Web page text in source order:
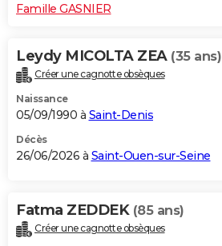
Famille GASNIER
Leydy MICOLTA ZEA (35 ans)
Créer une cagnotte obsèques
Naissance
05/09/1990 à Saint-Denis
Décès
26/06/2026 à Saint-Ouen-sur-Seine
Fatma ZEDDEK (85 ans)
Créer une cagnotte obsèques